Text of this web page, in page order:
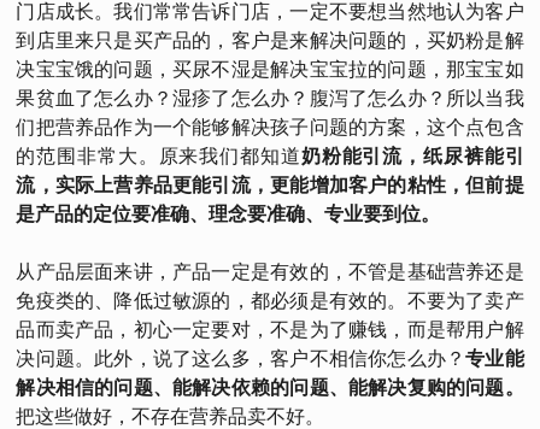
门店成长。我们常常告诉门店，一定不要想当然地认为客户
到店里来只是买产品的，客户是来解决问题的，买奶粉是解
决宝宝饿的问题，买尿不湿是解决宝宝拉的问题，那宝宝如
果贫血了怎么办？湿疹了怎么办？腹泻了怎么办？所以当我
们把营养品作为一个能够解决孩子问题的方案，这个点包含
的范围非常大。原来我们都知道奶粉能引流，纸尿裤能引
流，实际上营养品更能引流，更能增加客户的粘性，但前提
是产品的定位要准确、理念要准确、专业要到位。
从产品层面来讲，产品一定是有效的，不管是基础营养还是
免疫类的、降低过敏源的，都必须是有效的。不要为了卖产
品而卖产品，初心一定要对，不是为了赚钱，而是帮用户解
决问题。此外，说了这么多，客户不相信你怎么办？专业能
解决相信的问题、能解决依赖的问题、能解决复购的问题。
把这些做好，不存在营养品卖不好。